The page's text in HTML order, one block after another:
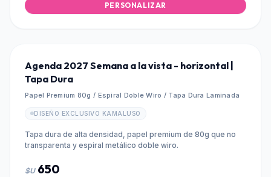
PERSONALIZAR
Agenda 2027 Semana a la vista - horizontal |
Tapa Dura
Papel Premium 80g / Espiral Doble Wiro / Tapa Dura Laminada
DISEÑO EXCLUSIVO KAMALUSO
Tapa dura de alta densidad, papel premium de 80g que no
transparenta y espiral metálico doble wiro.
$U 650